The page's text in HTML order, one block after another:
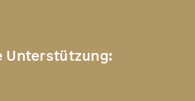
Unterstützung: